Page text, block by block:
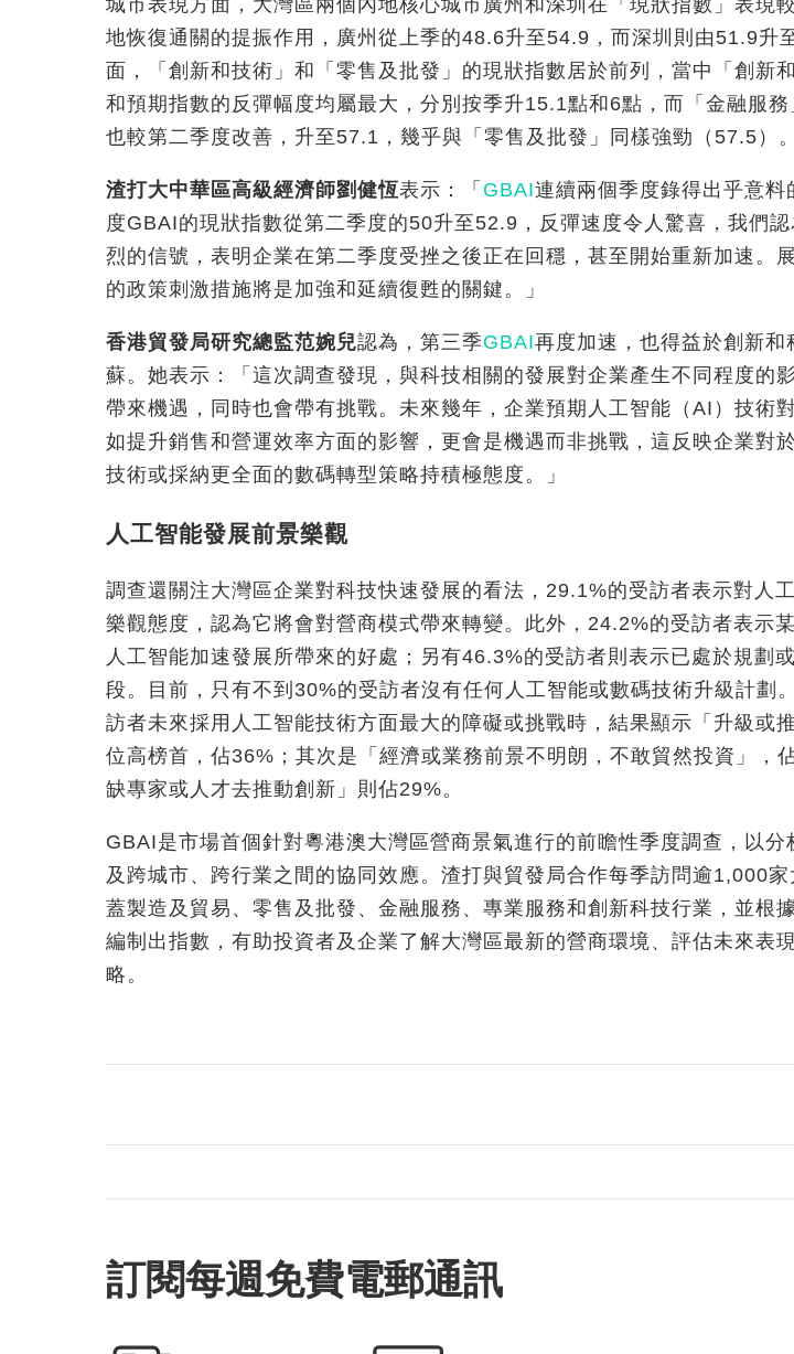
城市表現方面，大灣區兩個內地核心城市廣州和深圳在「現狀指數」表現
地恢復通關的提振作用，廣州從上季的48.6升至54.9，而深圳則由51.9升
面，「創新和技術」和「零售及批發」的現狀指數居於前列，當中「創新
和預期指數的反彈幅度均屬最大，分別按季升15.1點和6點，而「金融服
也較第二季度改善，升至57.1，幾乎與「零售及批發」同樣強勁（57.5）。
渣打大中華區高級經濟師劉健恆表示：「 GBAI連續兩個季度錄得出乎意料
度GBAI的現狀指數從第二季度的50升至52.9，反彈速度令人驚喜，我們
烈的信號，表明企業在第二季度受挫之後正在回穩，甚至開始重新加速。
的政策刺激措施將是加強和延續復甦的關鍵。」
香港貿發局研究總監范婉兒認為，第三季GBAI再度加速，也得益於創新和
蘇。她表示：「這次調查發現，與科技相關的發展對企業產生不同程度的
帶來機遇，同時也會帶有挑戰。未來幾年，企業預期人工智能（AI）技術
如提升銷售和營運效率方面的影響，更會是機遇而非挑戰，這反映企業對
技術或採納更全面的數碼轉型策略持積極態度。」
人工智能發展前景樂觀
調查還關注大灣區企業對科技快速發展的看法，29.1%的受訪者表示對人
樂觀態度，認為它將會對營商模式帶來轉變。此外，24.2%的受訪者表示
人工智能加速發展所帶來的好處；另有46.3%的受訪者則表示已處於規劃
段。目前，只有不到30%的受訪者沒有任何人工智能或數碼技術升級計劃
訪者未來採用人工智能技術方面最大的障礙或挑戰時，結果顯示「升級或
位高榜首，佔36%；其次是「經濟或業務前景不明朗，不敢貿然投資」，
缺專家或人才去推動創新」則佔29%。
GBAI是市場首個針對粵港澳大灣區營商景氣進行的前瞻性季度調查，以分
及跨城市、跨行業之間的協同效應。渣打與貿發局合作每季訪問逾1,000
蓋製造及貿易、零售及批發、金融服務、專業服務和創新科技行業，並根
編制出指數，有助投資者及企業了解大灣區最新的營商環境、評估未來表
略。
訂閱每週免費電郵通訊